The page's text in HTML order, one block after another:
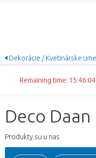
Dekorácie / Kvetinárske
Remaining time: 15:46:04
Deco
Produkty su u nas